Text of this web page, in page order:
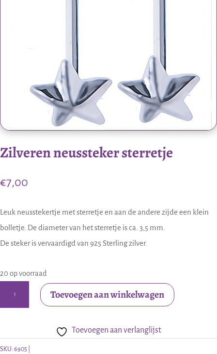
Zilveren neussteker sterretje
€7,00
Leuk neusstekertje met sterretje en aan de andere zijde een klein
bolletje. De diameter van het sterretje is ca. 3,5 mm.
De steker is vervaardigd van 925 Sterling zilver.
20 op voorraad
aantal
Toevoegen aan winkelwagen
Toevoegen aan verlanglijst
SKU: 6905